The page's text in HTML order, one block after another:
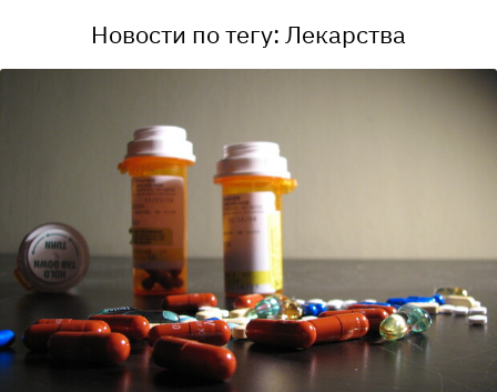
Новости по тегу: Лекарства